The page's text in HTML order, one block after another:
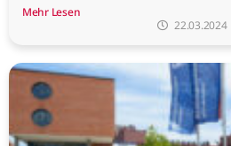
Mehr Lesen
22.03.2024